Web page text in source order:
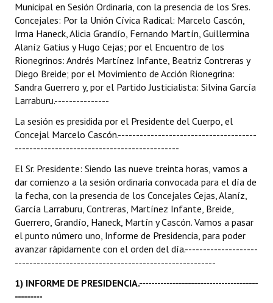
Constitución Provincial
Carta Orgánica 2007
Reglamento Interno
Digesto
Organigrama
Informes de Gestión
Proyectos Presentados
Dictámenes Asesoría Letrada
Actas de Sesión
Ejecución Presupuestaria
Municipal en Sesión Ordinaria, con la presencia de los Sres.
Concejales: Por la Unión Cívica Radical: Marcelo Cascón,
Irma Haneck, Alicia Grandío, Fernando Martín, Guillermina
Alaníz Gatius y Hugo Cejas; por el Encuentro de los
Rionegrinos: Andrés Martínez Infante, Beatriz Contreras y
Diego Breide; por el Movimiento de Acción Rionegrina:
Sandra Guerrero y, por el Partido Justicialista: Silvina García
Larraburu.---------------
La sesión es presidida por el Presidente del Cuerpo, el
Concejal Marcelo Cascón.--------------------------------------
---------------------------------------------
El Sr. Presidente: Siendo las nueve treinta horas, vamos a
dar comienzo a la sesión ordinaria convocada para el día de
la fecha, con la presencia de los Concejales Cejas, Alaníz,
García Larraburu, Contreras, Martínez Infante, Breide,
Guerrero, Grandío, Haneck, Martín y Cascón. Vamos a pasar
el punto número uno, Informe de Presidencia, para poder
avanzar rápidamente con el orden del día.--------------------
-------------------------------------------------------
1) INFORME DE PRESIDENCIA.---------------------------------------
---------